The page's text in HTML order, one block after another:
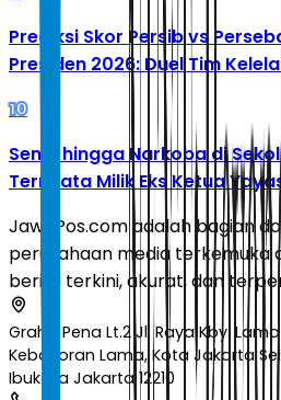
Prediksi Skor Persib vs
Presiden 2026: Duel Tim
10
Senpi hingga Narkoba di
Ternyata Milik Eks Ketua
JawaPos.com adalah bagian
perusahaan media terkemuka
berita terkini, akurat, dan
Graha Pena Lt.2 Jl. Raya Kby.
Kebayoran Lama, Kota Jakarta
Ibukota Jakarta 12210